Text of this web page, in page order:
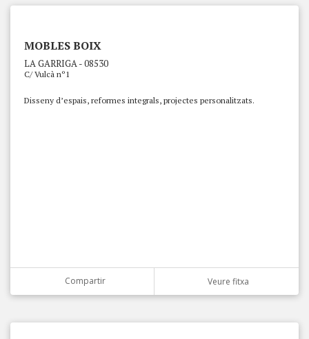
MOBLES BOIX
LA GARRIGA - 08530
C/ Vulcà nº1
Disseny d’espais, reformes integrals, projectes personalitzats.
Compartir Veure fitxa